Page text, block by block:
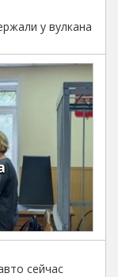
у вулкана
сейчас